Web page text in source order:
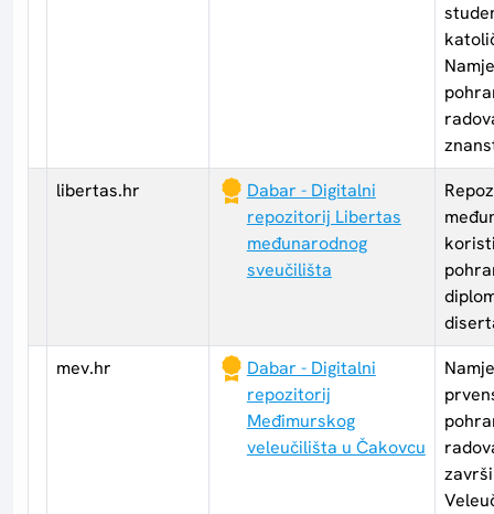
libertas.hr
Dabar - Digitalni
repozitorij Libertas
međunarodnog
sveučilišta
mev.hr
Dabar - Digitalni
repozitorij
Međimurskog
veleučilišta u Čakovcu